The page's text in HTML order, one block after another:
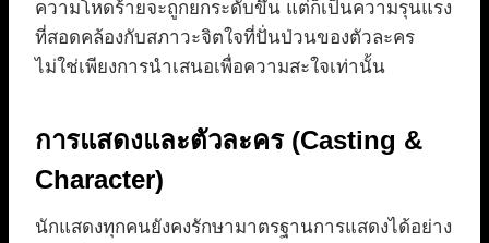
ความโหดร้ายจะถูกยกระดับขึ้น แต่ก็เป็นความรุนแรง
ที่สอดคล้องกับสภาวะจิตใจที่ปั่นป่วนของตัวละคร
ไม่ใช่เพียงการนำเสนอเพื่อความสะใจเท่านั้น
การแสดงและตัวละคร (Casting &
Character)
นักแสดงทุกคนยังคงรักษามาตรฐานการแสดงได้อย่าง